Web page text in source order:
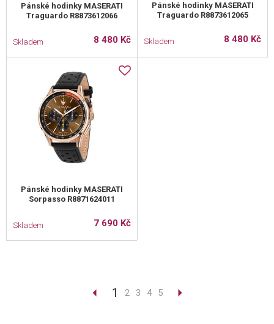
Pánské hodinky MASERATI
Traguardo R8873612066
Skladem 8 480 Kč
Pánské hodinky MASERATI
Traguardo R8873612065
Skladem 8 480 Kč
Pánské hodinky MASERATI
Sorpasso R8871624011
Skladem 7 690 Kč
1 2 3 4 5